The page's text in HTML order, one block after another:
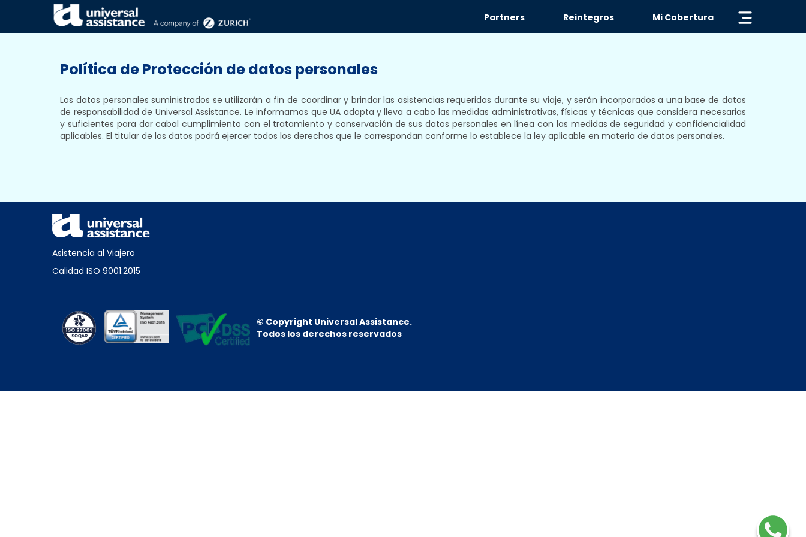
Partners Reintegros Mi Cobertura
PROTECCIÓN DE DATOS « VOLVER
Política de Protección de datos personales
Los datos personales suministrados se utilizarán a fin de coordinar y brindar las asistencias requeridas durante su viaje, y serán incorporados a una base de datos
de responsabilidad de Universal Assistance. Le informamos que UA adopta y lleva a cabo las medidas administrativas, físicas y técnicas que considera necesarias
y suficientes para dar cabal cumplimiento con el tratamiento y conservación de sus datos personales en línea con las medidas de seguridad y confidencialidad
aplicables. El titular de los datos podrá ejercer todos los derechos que le correspondan conforme lo establece la ley aplicable en materia de datos personales.
Asistencia al Viajero
Calidad ISO 9001:2015
© Copyright Universal Assistance.
Todos los derechos reservados